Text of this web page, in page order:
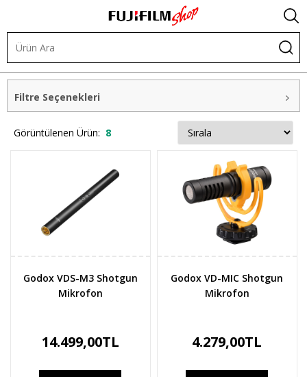
Video ve Ses Ürünleri Mikrofonlar Shotgun Mikrofonlar
Filtre Seçenekleri
Görüntülenen Ürün: 8
Godox VDS-M3 Shotgun
Mikrofon
14.499,00TL
Godox VD-MIC Shotgun
Mikrofon
4.279,00TL